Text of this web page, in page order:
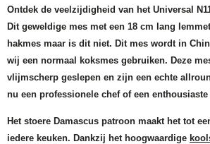
Ontdek de veelzijdigheid van het Universal
Dit geweldige mes met een 18 cm lang
hakmes maar is dit niet. Dit mes wordt in
wij een normaal koksmes gebruiken. Deze
vlijmscherp geslepen en zijn een echte
nu een professionele chef of een
Het stoere Damascus patroon maakt het tot
iedere keuken. Dankzij het hoogwaardige